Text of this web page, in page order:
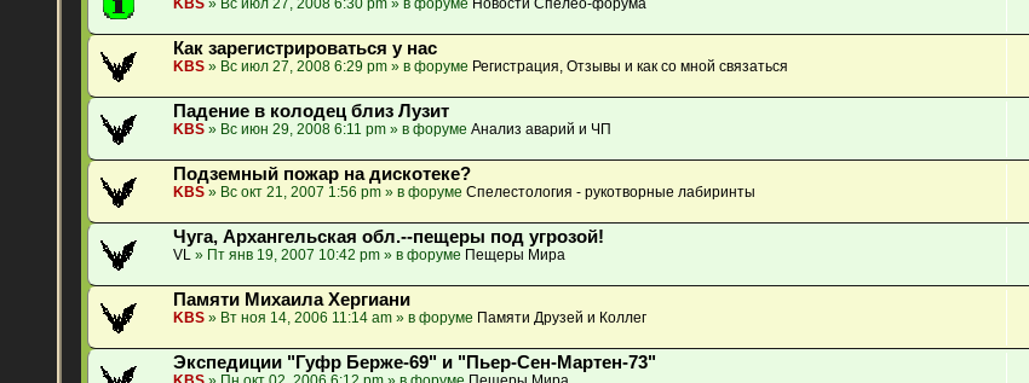
Как зарегистрироваться у нас
KBS » Вс июл 27, 2008 6:29 pm » в форуме Регистрация, Отзывы и как со мной связаться
Падение в колодец близ Лузит
KBS » Вс июн 29, 2008 6:11 pm » в форумеАнализ аварий и ЧП
Подземный пожар на дискотеке?
KBS » Вс окт 21, 2007 1:56 pm » в форумеСпелестология - рукотворные лабиринты
Чуга, Архангельская обл.--пещеры под угрозой!
VL » Пт янв 19, 2007 10:42 pm » в форуме Пещеры Мира
Памяти Михаила Хергиани
KBS » Вт ноя 14, 2006 11:14 am » в форуме Памяти Друзей и Коллег
Экспедиции "Гуфр Берже-69" и "Пьер-Сен-Мартен-73"